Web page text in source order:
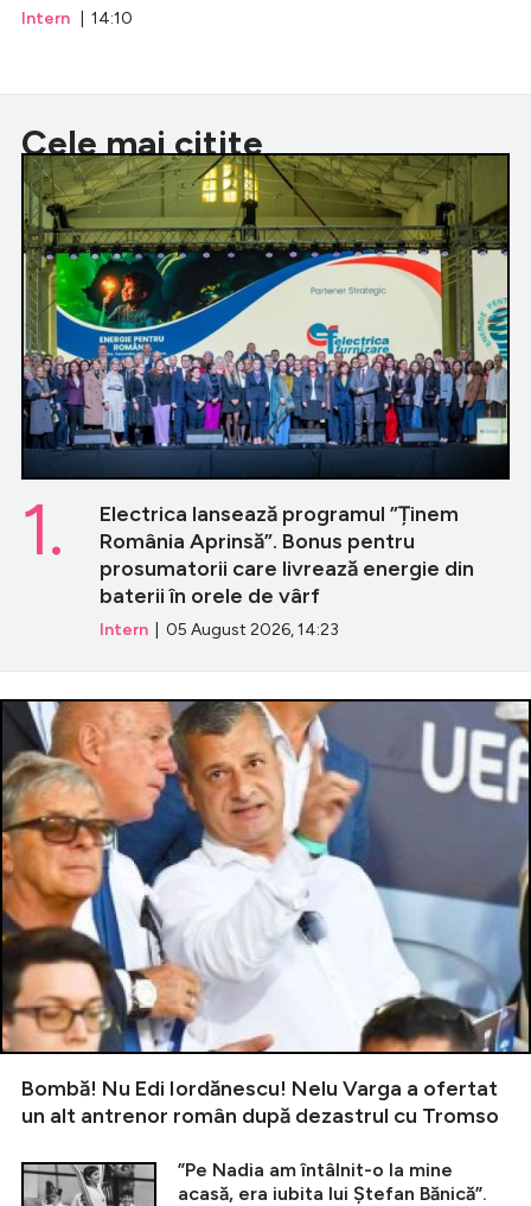
Intern | 14:10
Cele mai citite
Electrica lansează programul ”Ținem
România Aprinsă”. Bonus pentru
prosumatorii care livrează energie din
baterii în orele de vârf
Intern | 05 August 2026, 14:23
1.
Bombă! Nu Edi Iordănescu! Nelu Varga a ofertat
un alt antrenor român după dezastrul cu Tromso
”Pe Nadia am întâlnit-o la mine
acasă, era iubita lui Ștefan Bănică”.